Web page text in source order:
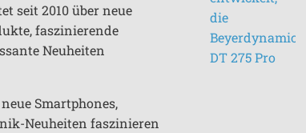
seit 2010 über neue
faszinierende
Neuheiten
Smartphones,
Neuheiten faszinieren